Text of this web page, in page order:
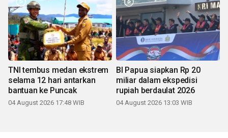
TNI tembus medan ekstrem
selama 12 hari antarkan
bantuan ke Puncak
04 August 2026 17:48 WIB
BI Papua siapkan Rp 20
miliar dalam ekspedisi
rupiah berdaulat 2026
04 August 2026 13:03 WIB